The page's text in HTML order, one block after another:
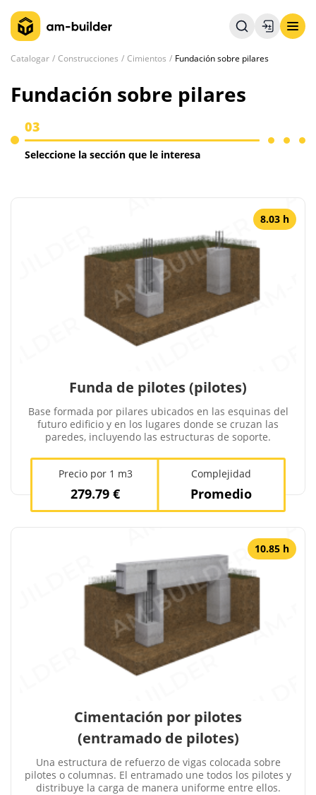
Catalogar Construcciones Cimientos Fundación sobre pilares
Fundación sobre pilares
03
Seleccione la sección que le interesa
8.03 h
Funda de pilotes (pilotes)
Base formada por pilares ubicados en las esquinas del
futuro edificio y en los lugares donde se cruzan las
paredes, incluyendo las estructuras de soporte.
Precio por 1 m3
279.79 €
Complejidad
Promedio
10.85 h
Cimentación por pilotes
(entramado de pilotes)
Una estructura de refuerzo de vigas colocada sobre
pilotes o columnas. El entramado une todos los pilotes y
distribuye la carga de manera uniforme entre ellos.